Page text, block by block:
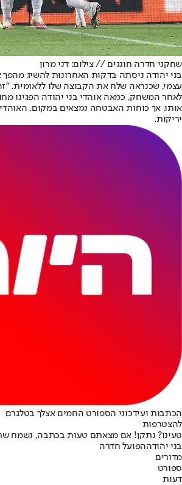
שחקני חדרה חוגגים // צילום: דני מרון
בני יהודה ניסתה בדקות האחרונות להשיג
עצמי, שכנראה שלח את הקבוצה שלו ללאומית.
לאחר המשחק, כמאה אוהדי בני יהודה הפגינו
אותו, אך כוחות האבטחה נמצאים במקום.
יריקות.
הכתבות ועידכוני הספורט החמים אצלך בטלגרם
להצטרפות
טעינו? נתקן! אם מצאתם טעות בכתבה, נשמח
בני יהודההפועל חדרה
מדורים
ספורט
דעות